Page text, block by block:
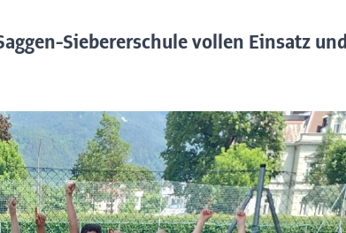
Siebererschule vollen Einsatz und